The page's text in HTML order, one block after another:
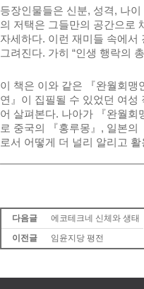
등장인물들은 신분, 성격, 나
의 저택은 그들만의 공간으로
자세하다. 이런 재미들 속에서
그려진다. 가히 “인생 행락의
이 책은 이와 같은 『완월회맹
연』이 집필될 수 있었던 여성
어 살펴본다. 나아가 『완월회
로 중국의 『홍루몽』, 일본
로서 어떻게 더 널리 알리고
다음글
에코테크네 신체와 생태
이전글
임윤지당 평전